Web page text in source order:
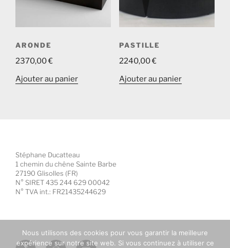
ARONDE
2370,00€
Ajouter au panier
PASTILLE
2240,00€
Ajouter au panier
Stéphane Ducatteau
1 chemin du chêne Sainte Barbe
27190 Glisolles (FR)
N° SIRET 435 244 629 00042
N° TVA int.: FR21435244629
FacebookInstagram
E-
Nous utilisons des cookies pour vous garantir la meilleure
expérience sur notre site web. Si vous continuez à utiliser ce